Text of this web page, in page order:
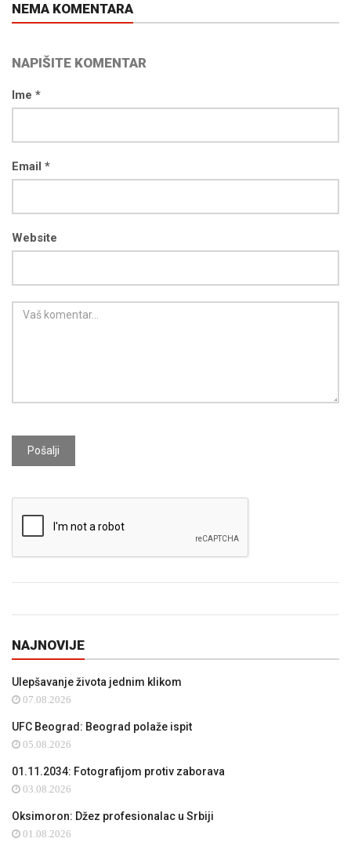
NEMA KOMENTARA
NAPIŠITE KOMENTAR
Ime *
Email *
Website
Pošalji
NAJNOVIJE
Ulepšavanje života jednim klikom
07.08.2026
UFC Beograd: Beograd polaže ispit
05.08.2026
01.11.2034: Fotografijom protiv zaborava
03.08.2026
Oksimoron: Džez profesionalac u Srbiji
01.08.2026